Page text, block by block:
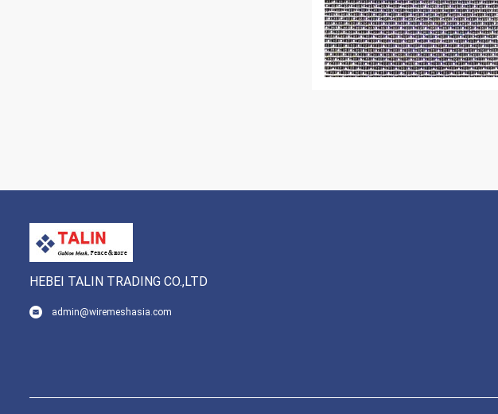
HEBEI TALIN TRADING CO.,LTD
admin@wiremeshasia.com